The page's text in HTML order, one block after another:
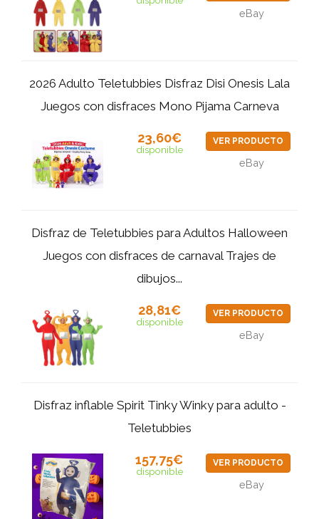
eBay
2026 Adulto Teletubbies Disfraz Disi Onesis Lala
Juegos con disfraces Mono Pijama Carneva
23,60€
disponible
VER PRODUCTO
eBay
Disfraz de Teletubbies para Adultos Halloween
Juegos con disfraces de carnaval Trajes de
dibujos...
28,81€
disponible
VER PRODUCTO
eBay
Disfraz inflable Spirit Tinky Winky para adulto -
Teletubbies
157,75€
disponible
VER PRODUCTO
eBay